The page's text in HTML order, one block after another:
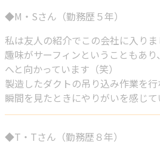
◆M・Sさん（勤務歴５年）
私は友人の紹介でこの会社に入りま
趣味がサーフィンということもあ
へと向かっています（笑）
製造したダクトの吊り込み作業を
瞬間を見たときにやりがいを感じて
◆T・Tさん（勤務歴８年）